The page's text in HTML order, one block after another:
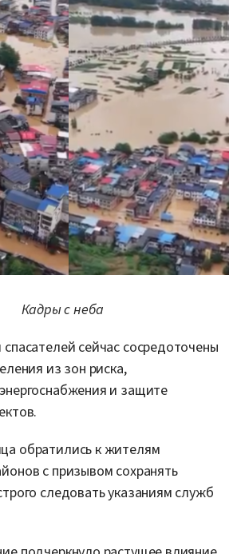
Кадры с неба
сейчас сосредоточены
из зон риска,
и защите
обратились к жителям
с призывом сохранять
следовать указаниям служб